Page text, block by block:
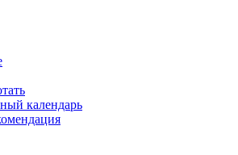
календарь